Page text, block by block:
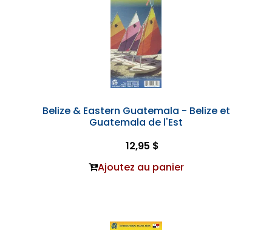
Belize & Eastern Guatemala - Belize et
Guatemala de l'Est
12,95 $
Ajoutez au panier